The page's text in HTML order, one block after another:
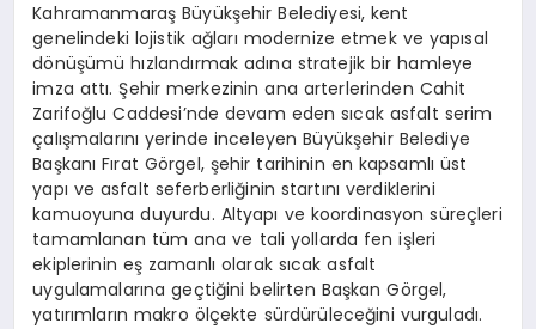
Kahramanmaraş Büyükşehir Belediyesi, kent
genelindeki lojistik ağları modernize etmek ve yapısal
dönüşümü hızlandırmak adına stratejik bir hamleye
imza attı. Şehir merkezinin ana arterlerinden Cahit
Zarifoğlu Caddesi’nde devam eden sıcak asfalt serim
çalışmalarını yerinde inceleyen Büyükşehir Belediye
Başkanı Fırat Görgel, şehir tarihinin en kapsamlı üst
yapı ve asfalt seferberliğinin startını verdiklerini
kamuoyuna duyurdu. Altyapı ve koordinasyon süreçleri
tamamlanan tüm ana ve tali yollarda fen işleri
ekiplerinin eş zamanlı olarak sıcak asfalt
uygulamalarına geçtiğini belirten Başkan Görgel,
yatırımların makro ölçekte sürdürüleceğini vurguladı.